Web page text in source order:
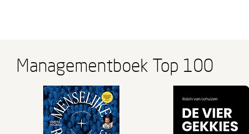
Managementboek Top 100